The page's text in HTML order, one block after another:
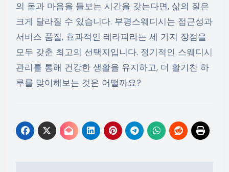
의 몸과 마음을 돌보는 시간을 갖는다면, 삶의 질은
크게 달라질 수 있습니다. 부평스웨디시는 접근성과
서비스 품질, 효과적인 테라피라는 세 가지 장점을
모두 갖춘 최고의 선택지입니다. 정기적인 스웨디시
관리를 통해 건강한 생활을 유지하고, 더 활기찬 하
루를 맞이해보는 것은 어떨까요?